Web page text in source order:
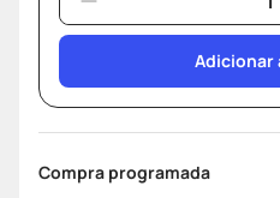
Adicionar
Compra programada